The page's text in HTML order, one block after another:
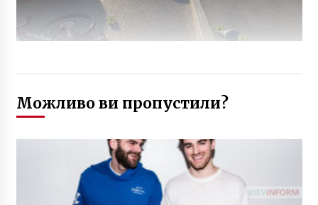
Можливо ви пропустили?